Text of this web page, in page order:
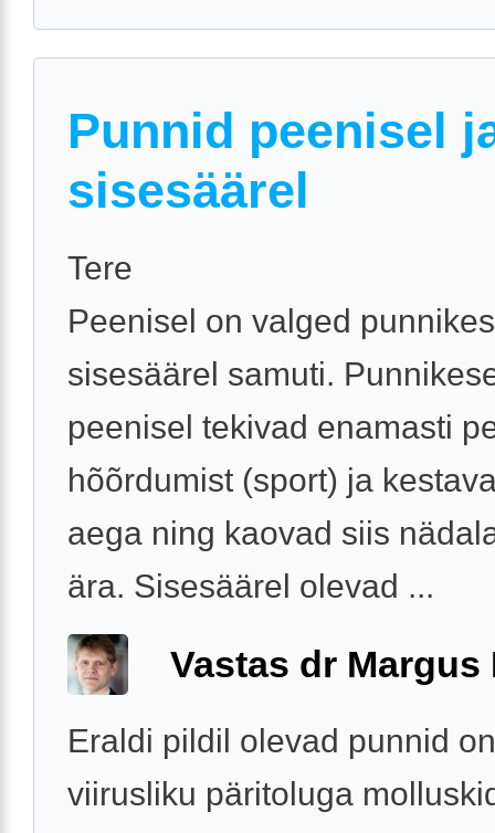
Punnid peenisel
sisesäärel
Tere
Peenisel on valged
sisesäärel samuti.
peenisel tekivad enamasti
hõõrdumist (sport) ja
aega ning kaovad siis
ära. Sisesäärel olevad ...
Vastas dr Margus
Eraldi pildil olevad punnid
viirusliku päritoluga